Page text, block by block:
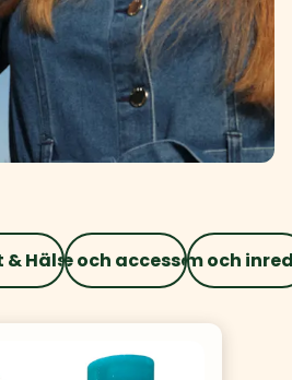
& Hälsa
Mode och accessoarer
Hem och